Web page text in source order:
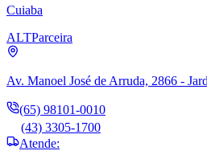
Cuiaba
ALTParceira
Av. Manoel José de Arruda, 2866 -
(65) 98101-0010
(43) 3305-1700
Atende: